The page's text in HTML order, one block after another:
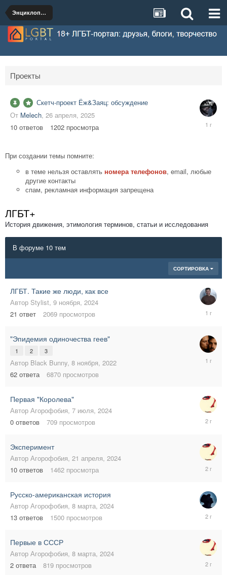
Энциклопедия
Проекты
Скетч-проект Ёж&Заяц: обсуждение
От Melech, 26 апреля, 2025
10 ответов 1202 просмотра
30
апреля,
При создании темы помните:
в теме нельзя оставлять номера телефонов, email, любые
другие контакты
спам, рекламная информация запрещена
ЛГБТ+
История движения, этимология терминов, статьи и исследования
В форуме 10 тем
СОРТИРОВКА
ЛГБТ. Такие же люди, как все
Автор Stylist, 9 ноября, 2024
21 ответ 2069 просмотров
января,
"Эпидемия одиночества геев"
1 2 3
Автор Black Bunny, 8 ноября, 2022
62 ответа 6870 просмотров
26
октября,
Первая "Королева"
Автор Агорофобия, 7 июля, 2024
0 ответов 709 просмотров
июля,
Эксперимент
Автор Агорофобия, 21 апреля, 2024
10 ответов 1462 просмотра
24
апреля,
Русско-американская история
Автор Агорофобия, 8 марта, 2024
13 ответов 1500 просмотров
27
марта,
Первые в СССР
Автор Агорофобия, 8 марта, 2024
2 ответа 819 просмотров
марта,